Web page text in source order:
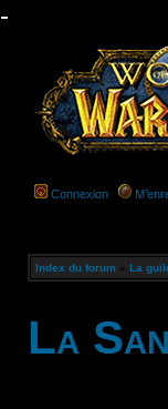
-
Connexion
Index du forum » La
La